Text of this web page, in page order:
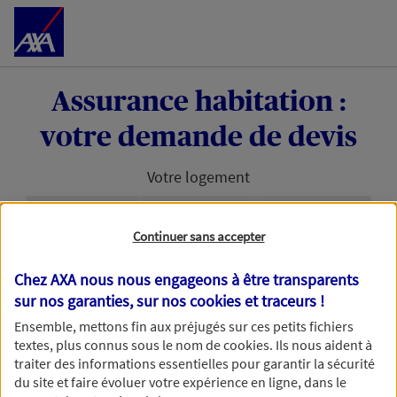
Accéder au Contenu
Assurance habitation :
votre demande de devis
Votre logement
Étape en cours :
nos conseillers de vous accompagner au mieux
dans votre projet d'assurance habitation, nous
avons besoin d'en savoir plus.
Continuer sans accepter
Chez AXA nous nous engageons à être transparents
sur nos garanties, sur noscookies et traceurs !
Ensemble, mettons fin aux préjugés sur ces petits fichiers
textes, plus connus sous le nom decookies. Ils nous aident à
traiter des informations essentielles pour garantir la sécurité
du site et faire évoluer votre expérience en ligne, dans le